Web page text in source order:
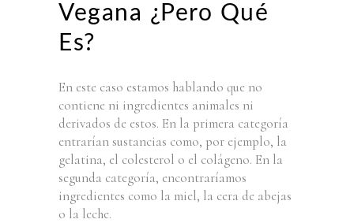
Vegana ¿pero Qué
Es?
En este caso estamos hablando que no
contiene ni ingredientes animales ni
derivados de estos. En la primera categoría
entrarían sustancias como, por ejemplo, la
gelatina, el colesterol o el colágeno. En la
segunda categoría, encontraríamos
ingredientes como la miel, la cera de abejas
o la leche.